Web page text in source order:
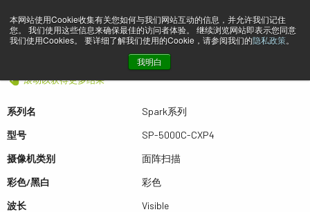
本网站使用Cookie收集有关您如何与我们网站互动的信息，并允许我们记住
您。 我们使用这些信息来确保最佳的访问者体验。 继续浏览网站即表示您同意
我们使用Cookies。 要详细了解我们使用的Cookie，请参阅我们的隐私政策。
我明白
预览 SP-5000C-CXP4
滚动以获得更多结果
系列名
Spark系列
型号
SP-5000C-CXP4
摄像机类别
面阵扫描
彩色/黑白
彩色
波长
Visible